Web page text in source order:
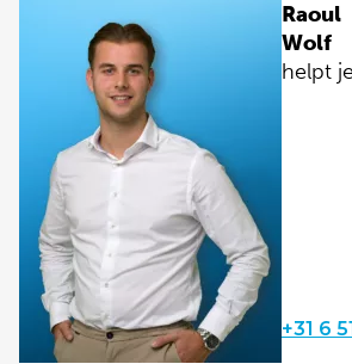
Raoul
Wolf
helpt
+31 6